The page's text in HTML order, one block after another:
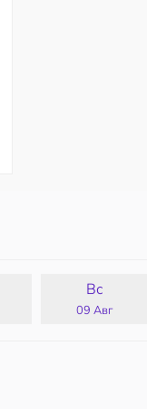
Вс
09 Авг